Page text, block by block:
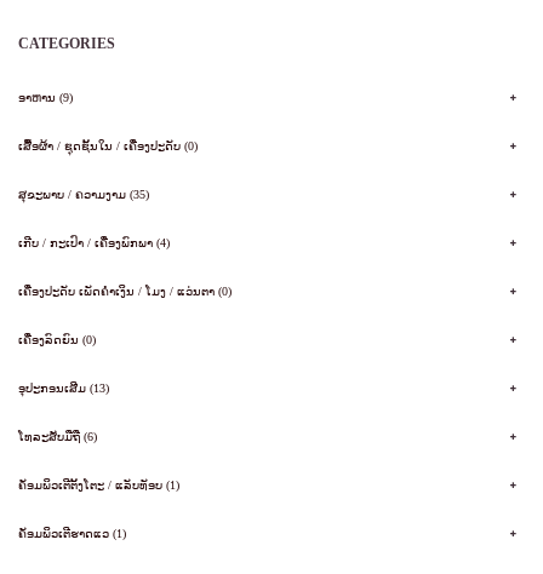
CATEGORIES
ອາຫານ (9)
ເສື້ອຜ້າ / ຊຸດຊັ້ນໃນ / ເຄື່ອງປະດັບ (0)
ສຸຂະພາບ / ຄວາມງາມ (35)
ເກີບ / ກະເປົາ / ເຄື່ອງພົກພາ (4)
ເຄື່ອງປະດັບ ເພັດຄໍາເງິນ / ໂມງ / ແວ່ນຕາ (0)
ເຄື່ອງລົດຍົນ (0)
ອຸປະກອນເສີມ (13)
ໂທລະສັບມືຖື (6)
ຄັອມພິວເຕີຕັ້ງໂຕະ / ແລັບທັອບ (1)
ຄັອມພິວເຕີຮາດແວ (1)